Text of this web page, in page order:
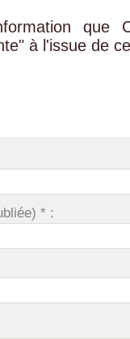
que
à l'issue de
* :